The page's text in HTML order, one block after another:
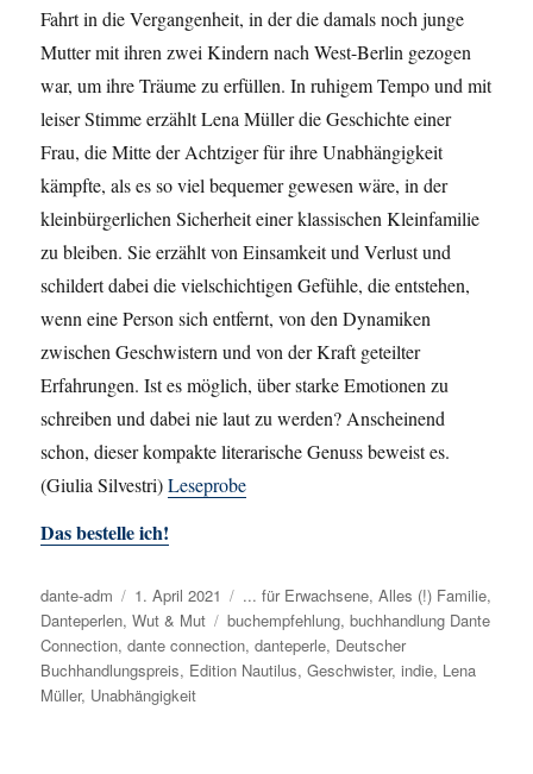
Fahrt in die Vergangenheit, in der die damals noch junge
Mutter mit ihren zwei Kindern nach West-Berlin gezogen
war, um ihre Träume zu erfüllen. In ruhigem Tempo und mit
leiser Stimme erzählt Lena Müller die Geschichte einer
Frau, die Mitte der Achtziger für ihre Unabhängigkeit
kämpfte, als es so viel bequemer gewesen wäre, in der
kleinbürgerlichen Sicherheit einer klassischen Kleinfamilie
zu bleiben. Sie erzählt von Einsamkeit und Verlust und
schildert dabei die vielschichtigen Gefühle, die entstehen,
wenn eine Person sich entfernt, von den Dynamiken
zwischen Geschwistern und von der Kraft geteilter
Erfahrungen. Ist es möglich, über starke Emotionen zu
schreiben und dabei nie laut zu werden? Anscheinend
schon, dieser kompakte literarische Genuss beweist es.
(Giulia Silvestri)Leseprobe
Das bestelle ich!
Autor
dante-adm
Veröffentlicht
am
1. April 2021 Kategorien
... für Erwachsene,Alles (!) Familie,
Danteperlen,Wut & Mut Schlagwörter
buchempfehlung,buchhandlung Dante
Connection,dante connection,danteperle, Deutscher
Buchhandlungspreis, Edition Nautilus,Geschwister,indie, Lena
Müller, Unabhängigkeit